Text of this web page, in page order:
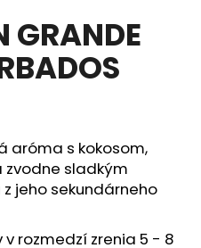
GRANDE
aróma s kokosom,
zvodne sladkým
jeho sekundárneho
rozmedzí zrenia 5 - 8